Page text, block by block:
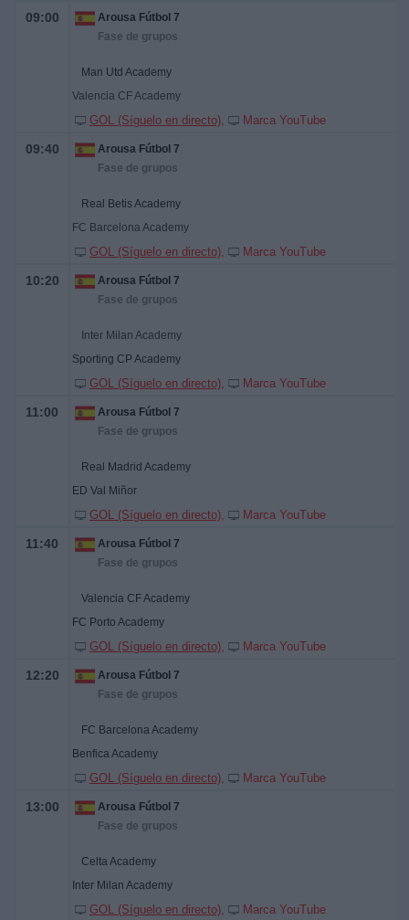
09:00
Arousa Fútbol 7
Fase de grupos
Man Utd Academy
Valencia CF Academy
GOL (Síguelo en directo) Marca YouTube
09:40
Arousa Fútbol 7
Fase de grupos
Real Betis Academy
FC Barcelona Academy
GOL (Síguelo en directo) Marca YouTube
10:20
Arousa Fútbol 7
Fase de grupos
Inter Milan Academy
Sporting CP Academy
GOL (Síguelo en directo) Marca YouTube
11:00
Arousa Fútbol 7
Fase de grupos
Real Madrid Academy
ED Val Miñor
GOL (Síguelo en directo) Marca YouTube
11:40
Arousa Fútbol 7
Fase de grupos
Valencia CF Academy
FC Porto Academy
GOL (Síguelo en directo) Marca YouTube
12:20
Arousa Fútbol 7
Fase de grupos
FC Barcelona Academy
Benfica Academy
GOL (Síguelo en directo) Marca YouTube
13:00
Arousa Fútbol 7
Fase de grupos
Celta Academy
Inter Milan Academy
GOL (Síguelo en directo) Marca YouTube